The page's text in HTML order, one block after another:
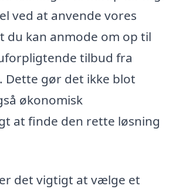
ved at anvende vores
du kan anmode om op til
tilbud fra
Dette gør det ikke blot
økonomisk
at finde den rette løsning
det vigtigt at vælge et